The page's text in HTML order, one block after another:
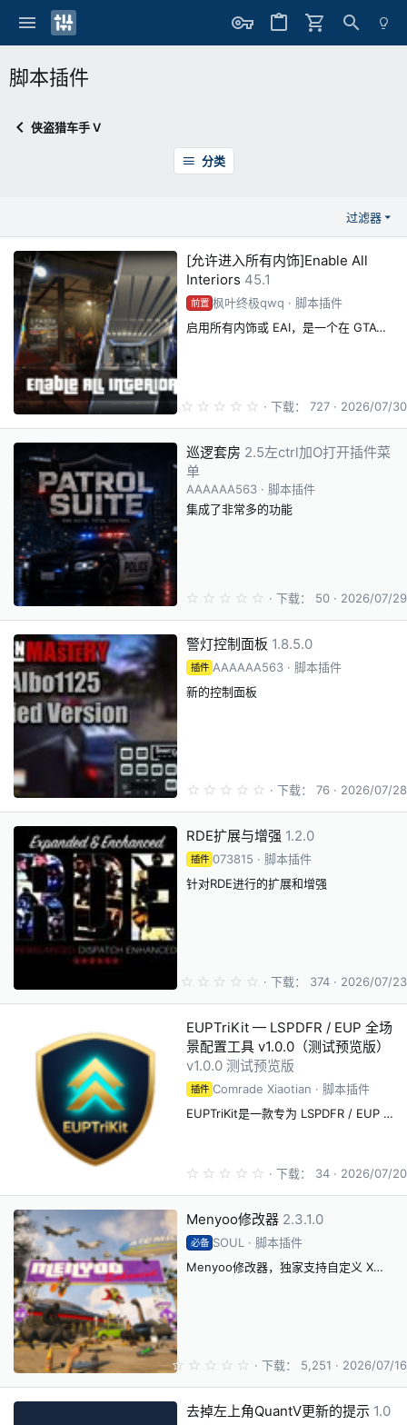
脚本插件
侠盗猎车手 V
分类
过滤器
[允许进入所有内饰]Enable All
Interiors 45.1
前置 枫叶终极qwq
脚本插件
启用所有内饰或 EAI，是一个在 GTAV 中启用所有内饰的模组
0
0
星
下载 727 2026/07/30
巡逻套房 2.5左ctrl加O打开插件菜
单
AAAAAA563
脚本插件
集成了非常多的功能
0
0
0
星
下载 50 2026/07/29
警灯控制面板 1.8.5.0
插件 AAAAAA563
脚本插件
新的控制面板
0
0
0
星
下载 76 2026/07/28
RDE扩展与增强 1.2.0
插件 073815
脚本插件
针对RDE进行的扩展和增强
0
0
星
下载 374 2026/07/23
EUPTriKit — LSPDFR / EUP 全场
景配置工具 v1.0.0（测试预览版）
v1.0.0 测试预览版
插件 Comrade Xiaotian
脚本插件
EUPTriKit是一款专为 LSPDFR / EUP 玩家与 Mod 作者打造的Windows 桌面配置工具
0
0
0
星
下载 34 2026/07/20
Menyoo修改器 2.3.1.0
必备 SOUL
脚本插件
Menyoo修改器，独家支持自定义 XML 列表刷车
0
0
0
星
下载 5,251 2026/07/16
去掉左上角QuantV更新的提示 1.0